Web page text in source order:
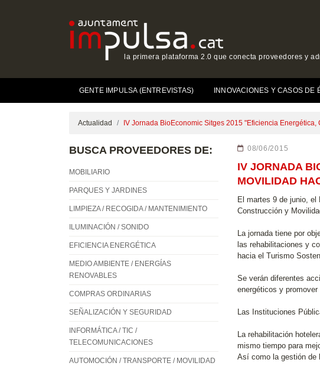
la primera plataforma 2.0 que conecta proveedores y
GENTE IMPULSA (ENTREVISTAS) INNOVACIONES Y CASOS DE
Actualidad IV Jornada BioEconomic Sitges 2015 "Eficiencia
BUSCA PROVEEDORES DE:
MOBILIARIO
PARQUES Y JARDINES
LIMPIEZA / RECOGIDA / MANTENIMIENTO
ILUMINACIÓN / SONIDO
EFICIENCIA ENERGÉTICA
MEDIO AMBIENTE / ENERGÍAS
RENOVABLES
COMPRAS ORDINARIAS
SEÑALIZACIÓN Y SEGURIDAD
INFORMÁTICA / TIC /
TELECOMUNICACIONES
AUTOMOCIÓN / TRANSPORTE / MOVILIDAD
08/06/2015
IV JORNADA
MOVILIDAD
El martes 9 de junio,
Construcción y
La jornada tiene por
las rehabilitaciones y
hacia el Turismo
Se verán diferentes
energéticos y
Las Instituciones
La rehabilitación
mismo tiempo para
Así como la gestión de